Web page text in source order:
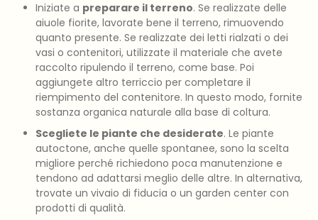
Iniziate a preparare il terreno. Se realizzate delle
aiuole fiorite, lavorate bene il terreno, rimuovendo
quanto presente. Se realizzate dei letti rialzati o dei
vasi o contenitori, utilizzate il materiale che avete
raccolto ripulendo il terreno, come base. Poi
aggiungete altro terriccio per completare il
riempimento del contenitore. In questo modo, fornite
sostanza organica naturale alla base di coltura.
Scegliete le piante che desiderate. Le piante
autoctone, anche quelle spontanee, sono la scelta
migliore perché richiedono poca manutenzione e
tendono ad adattarsi meglio delle altre. In alternativa,
trovate un vivaio di fiducia o un garden center con
prodotti di qualità.